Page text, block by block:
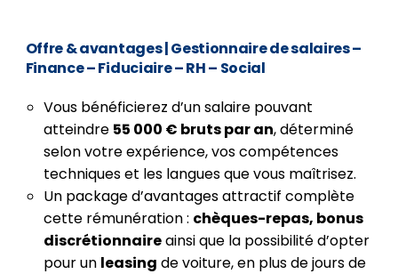
Offre & avantages| Gestionnaire de salaires –
Finance – Fiduciaire – RH – Social
Vous bénéficierez d’un salaire pouvant
atteindre 55 000 € bruts par an, déterminé
selon votre expérience, vos compétences
techniques et les langues que vous maîtrisez.
Un package d’avantages attractif complète
cette rémunération : chèques-repas, bonus
discrétionnaireainsi que la possibilité d’opter
pour un leasing de voiture, en plus de jours de